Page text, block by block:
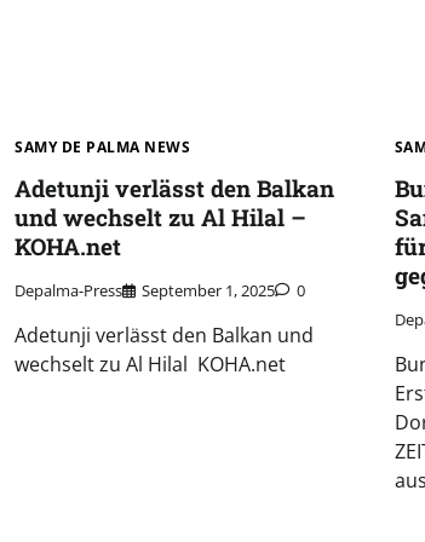
SAMY DE PALMA NEWS
Adetunji verlässt den Balkan
und wechselt zu Al Hilal –
KOHA.net
Depalma-Press September 1, 2025 0
Adetunji verlässt den Balkan und
wechselt zu Al Hilal KOHA.net